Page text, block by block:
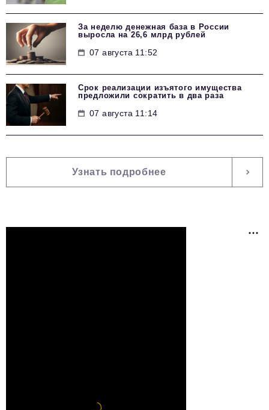
За неделю денежная база в России
выросла на 26,6 млрд рублей
07 августа 11:52
Срок реализации изъятого имущества
предложили сократить в два раза
07 августа 11:14
Узнать подробнее